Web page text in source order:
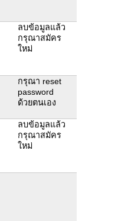
ลบข้อมูลแล้ว
กรุณาสมัคร
ใหม่
กรุณา reset
password
ด้วยตนเอง
ลบข้อมูลแล้ว
กรุณาสมัคร
ใหม่